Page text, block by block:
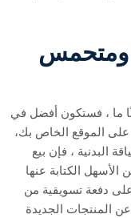
ومتحمس
ما ، فستكون أفضل في
على الموقع الخاص بك،
البدنية ، فإن بيع
الكتابة عنها
دفعة تسويقية من
المنتجات الجديدة